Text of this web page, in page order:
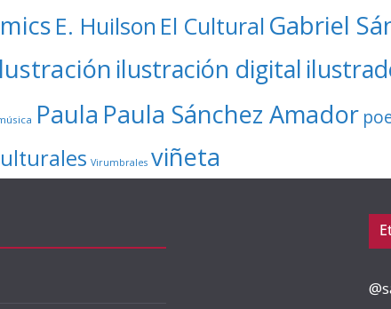
E. Huilson El Cultural Gabriel
ilustración digital
Paula Paula Sánchez Amador
Virumbrales viñeta